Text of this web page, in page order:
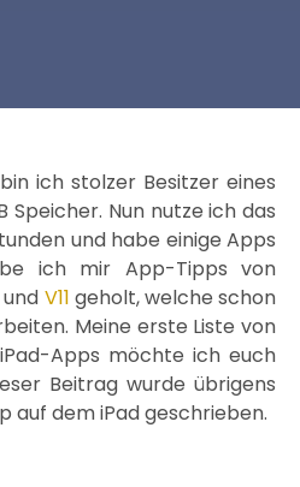
ich stolzer Besitzer eines
Speicher. Nun nutze ich das
und habe einige Apps
ich mir App-Tipps von
und V11 geholt, welche schon
Meine erste Liste von
Apps möchte ich euch
Beitrag wurde übrigens
auf dem iPad geschrieben.